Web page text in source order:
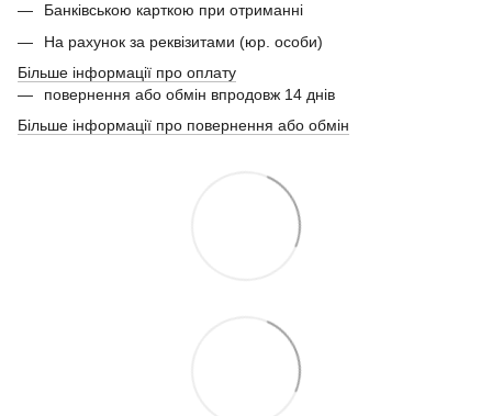
Банківською карткою при отриманні
На рахунок за реквізитами (юр. особи)
Більше інформації про оплату
повернення або обмін впродовж 14 днів
Більше інформації про повернення або обмін